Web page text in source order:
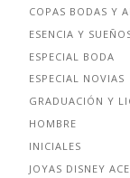
COPAS BODAS Y
ESENCIA Y
ESPECIAL BODA
ESPECIAL NOVIAS
GRADUACIÓN Y
HOMBRE
INICIALES
JOYAS DISNEY